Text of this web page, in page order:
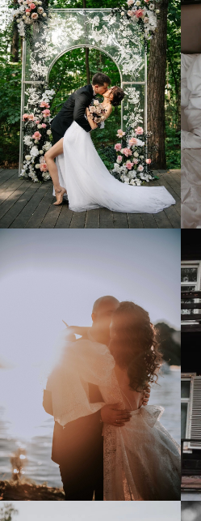
СОЦ.СЕТИ
ТЕЛЕФОН
+7 925 370 18 44
ПОЧТА
Kultura.wedding@yandex.ru
Свадьба под
Недорогие
Камерная
УСЛУГИ
Оформление
Выездная